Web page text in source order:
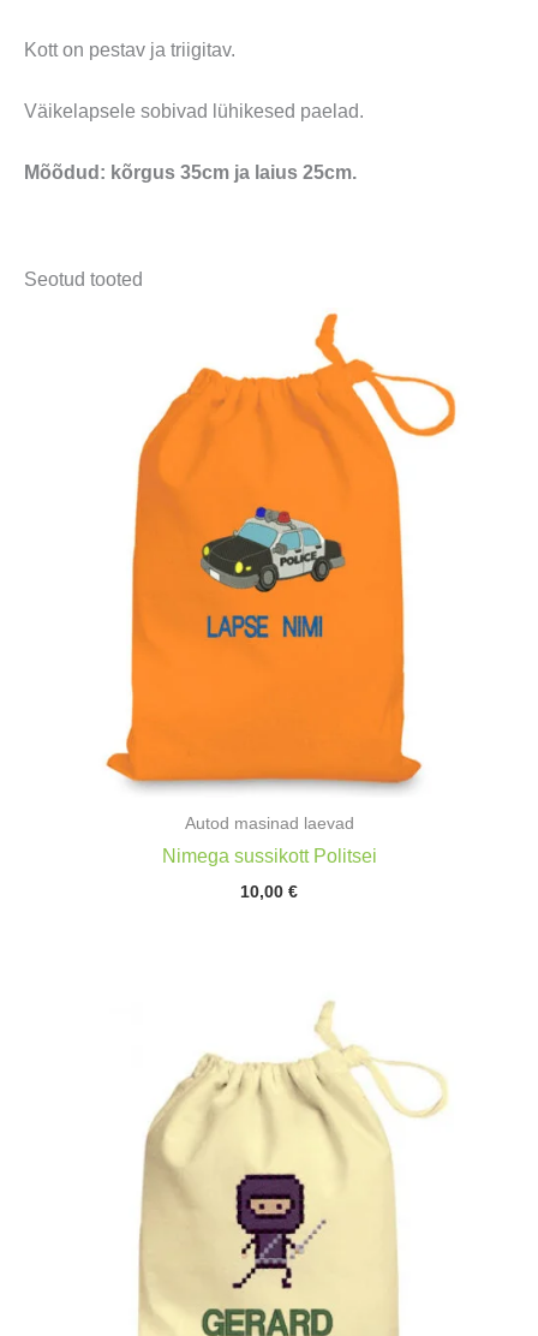
Kott on pestav ja triigitav.
Väikelapsele sobivad lühikesed paelad.
Mõõdud: kõrgus 35cm ja laius 25cm.
Seotud tooted
Autod masinad laevad
Nimega sussikott Politsei
10,00 €